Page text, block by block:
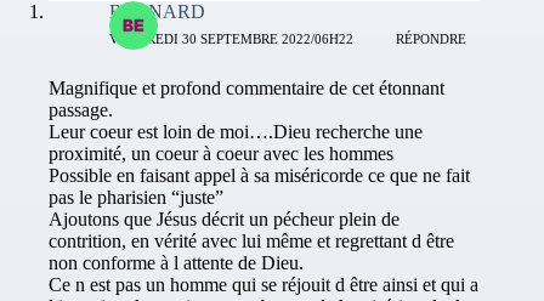
BERNARD
VENDREDI 30 SEPTEMBRE 2022/06H22 RÉPONDRE
Magnifique et profond commentaire de cet étonnant
passage.
Leur coeur est loin de moi….Dieu recherche une
proximité, un coeur à coeur avec les hommes
Possible en faisant appel à sa miséricorde ce que ne fait
pas le pharisien “juste”
Ajoutons que Jésus décrit un pécheur plein de
contrition, en vérité avec lui même et regrettant d être
non conforme à l attente de Dieu.
Ce n est pas un homme qui se réjouit d être ainsi et qui a